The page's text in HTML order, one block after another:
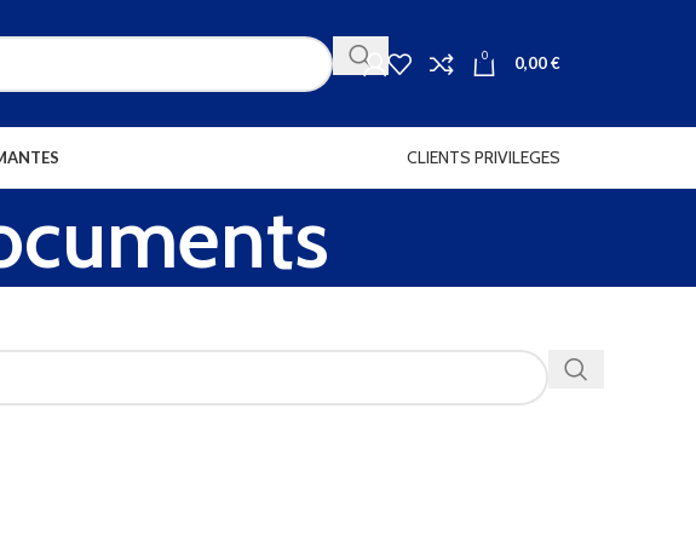
0 0,00€
CLIENTS PRIVILEGES